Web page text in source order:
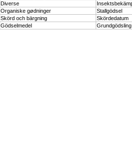
Diverse
Organiske gødninger
Stallgödsel
Skörd och bärgning
Skördedatum
Gödselmedel
Grundgödsling